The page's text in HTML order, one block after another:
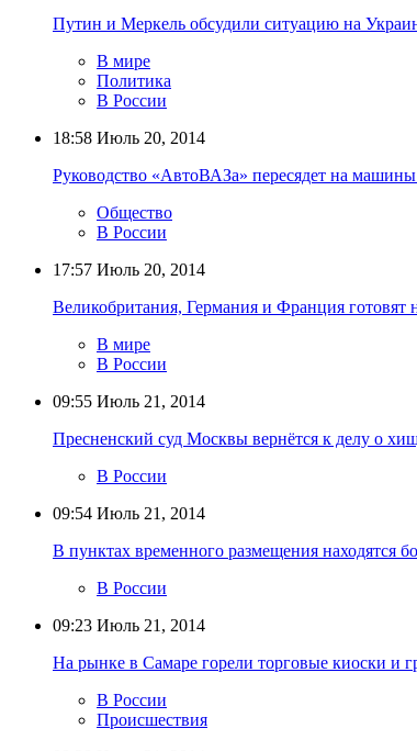
Путин и Меркель обсудили ситуацию на
В мире
Политика
В России
18:58 Июль 20, 2014
Руководство «АвтоВАЗа» пересядет на
Общество
В России
17:57 Июль 20, 2014
Великобритания, Германия и Франция готовят
В мире
В России
09:55 Июль 21, 2014
Пресненский суд Москвы вернётся к делу о
В России
09:54 Июль 21, 2014
В пунктах временного размещения находятся
В России
09:23 Июль 21, 2014
На рынке в Самаре горели торговые киоски и
В России
Происшествия